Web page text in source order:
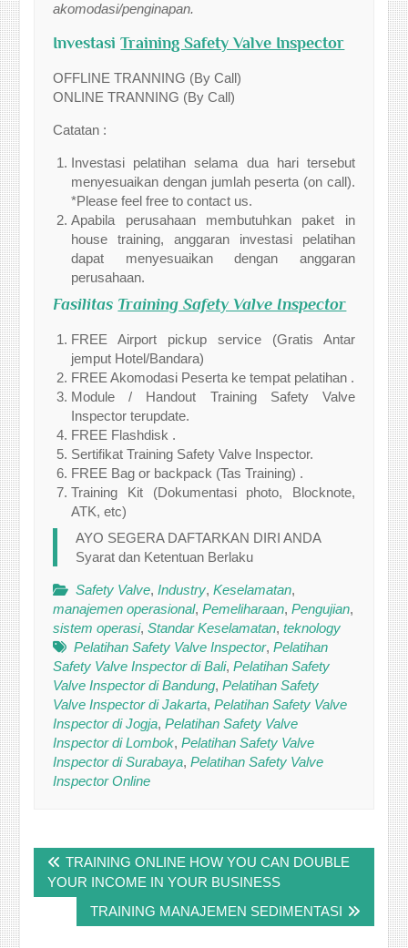
akomodasi/penginapan.
InvestasiTraining Safety Valve Inspector
OFFLINE TRANNING (By Call)
ONLINE TRANNING (By Call)
Catatan :
Investasi pelatihan selama dua hari tersebut
menyesuaikan dengan jumlah peserta (on call).
*Please feel free to contact us.
Apabila perusahaan membutuhkan paket in
house training, anggaran investasi pelatihan
dapat menyesuaikan dengan anggaran
perusahaan.
Fasilitas Training Safety Valve Inspector
FREE Airport pickup service (Gratis Antar
jemput Hotel/Bandara)
FREE Akomodasi Peserta ke tempat pelatihan .
Module / Handout Training Safety Valve
Inspector terupdate.
FREE Flashdisk .
Sertifikat Training Safety Valve Inspector.
FREE Bag or backpack (Tas Training) .
Training Kit (Dokumentasi photo, Blocknote,
ATK, etc)
AYO SEGERA DAFTARKAN DIRI ANDA
Syarat dan Ketentuan Berlaku
Safety Valve,Industry,Keselamatan,
manajemen operasional,Pemeliharaan,Pengujian,
sistem operasi,Standar Keselamatan,teknology
Pelatihan Safety Valve Inspector,Pelatihan
Safety Valve Inspector di Bali,Pelatihan Safety
Valve Inspector di Bandung,Pelatihan Safety
Valve Inspector di Jakarta,Pelatihan Safety Valve
Inspector di Jogja,Pelatihan Safety Valve
Inspector di Lombok,Pelatihan Safety Valve
Inspector di Surabaya,Pelatihan Safety Valve
Inspector Online
navigation
TRAINING ONLINE HOW YOU CAN DOUBLE
YOUR INCOME IN YOUR BUSINESS
TRAINING MANAJEMEN SEDIMENTASI